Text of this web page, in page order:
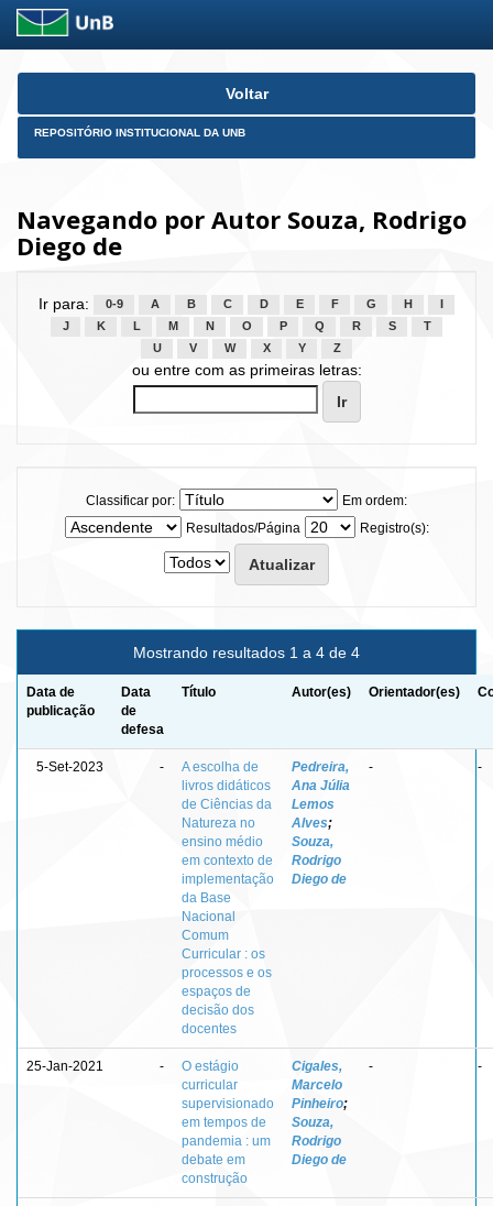
Skip
Voltar
REPOSITÓRIO INSTITUCIONAL DA UNB
Navegando por Autor Souza, Rodrigo
Diego de
Ir para: 0-9 A B C D E F G H
J
K L M N O P Q R S
T
U
V W X Y Z
ou entre com as primeiras letras:
Classificar por:
Em ordem:
Resultados/Página
Registro(s):
Mostrando resultados 1 a 4 de 4
Data de
publicação
Data
de
defesa
Título Autor(es) Orientador(es)
5-Set-2023 -
A escolha de
livros didáticos
de Ciências da
Natureza no
ensino médio
em contexto de
implementação
da Base
Nacional
Comum
Curricular : os
processos e os
espaços de
decisão dos
docentes
Pedreira,
Ana Júlia
Lemos
Alves;
Souza,
Rodrigo
Diego de
- -
25-Jan-2021 -
O estágio
curricular
supervisionado
em tempos de
pandemia : um
debate em
construção
Cigales,
Marcelo
Pinheiro;
Souza,
Rodrigo
Diego de
- -